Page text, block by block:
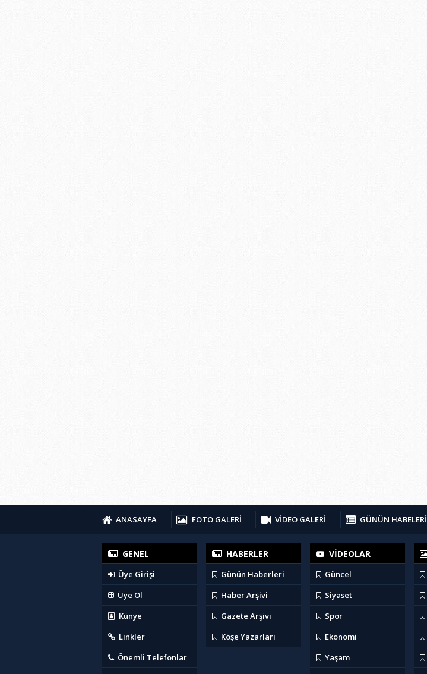
ANASAYFA FOTO GALERİ VİDEO GALERİ GÜNÜN HABELERİ
GENEL
Üye Girişi
Üye Ol
Künye
Linkler
Önemli Telefonlar
HABERLER
Günün Haberleri
Haber Arşivi
Gazete Arşivi
Köşe Yazarları
VİDEOLAR
Güncel
Siyaset
Spor
Ekonomi
Yaşam